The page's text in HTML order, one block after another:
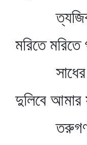
মরিতে মরিতে
সাধের
দুলিবে আমার
তরুগণ